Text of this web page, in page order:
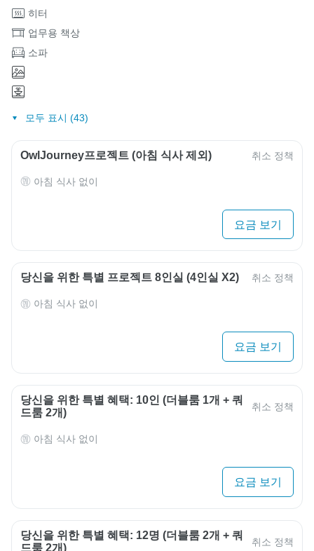
히터
업무용 책상
소파
모두 표시 (43)
OwlJourney프로젝트 (아침 식사 제외) 취소 정책
아침 식사 없이
요금 보기
당신을 위한 특별 프로젝트 8인실 (4인실 X2) 취소 정책
아침 식사 없이
요금 보기
당신을 위한 특별 혜택: 10인 (더블룸 1개 + 쿼
드룸 2개)
취소 정책
아침 식사 없이
요금 보기
당신을 위한 특별 혜택: 12명 (더블룸 2개 + 쿼
드룸 2개)
취소 정책